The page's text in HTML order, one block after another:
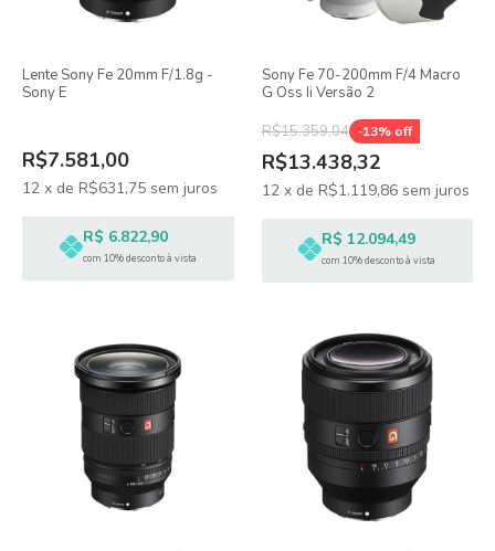
Lente Sony Fe 20mm F/1.8g -
Sony E
R$7.581,00
12 x de R$631,75 sem juros
R$ 6.822,90
com 10% desconto à vista
Sony Fe 70-200mm F/4 Macro
G Oss Ii Versão 2
R$15.359,04 -13% off
R$13.438,32
12 x de R$1.119,86 sem juros
R$ 12.094,49
com 10% desconto à vista